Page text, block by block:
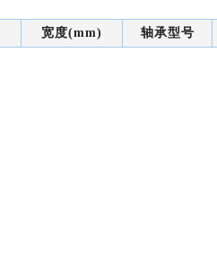
宽度(mm) 轴承型号